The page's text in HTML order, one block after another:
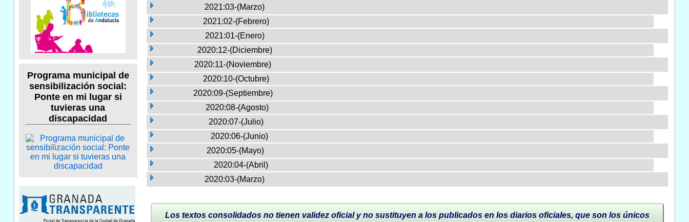
Programa municipal de
sensibilización social:
Ponte en mi lugar si
tuvieras una
discapacidad
2021:03-(Marzo)
2021:02-(Febrero)
2021:01-(Enero)
2020:12-(Diciembre)
2020:11-(Noviembre)
2020:10-(Octubre)
2020:09-(Septiembre)
2020:08-(Agosto)
2020:07-(Julio)
2020:06-(Junio)
2020:05-(Mayo)
2020:04-(Abril)
2020:03-(Marzo)
Los textos consolidados no tienen validez oficial y no sustituyen a los publicados en los diarios oficiales, que son los únicos